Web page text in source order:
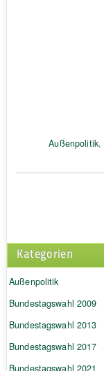
Außenpolitik,
Kategorien
Außenpolitik
Bundestagswahl 2009
Bundestagswahl 2013
Bundestagswahl 2017
Bundestagswahl 2021